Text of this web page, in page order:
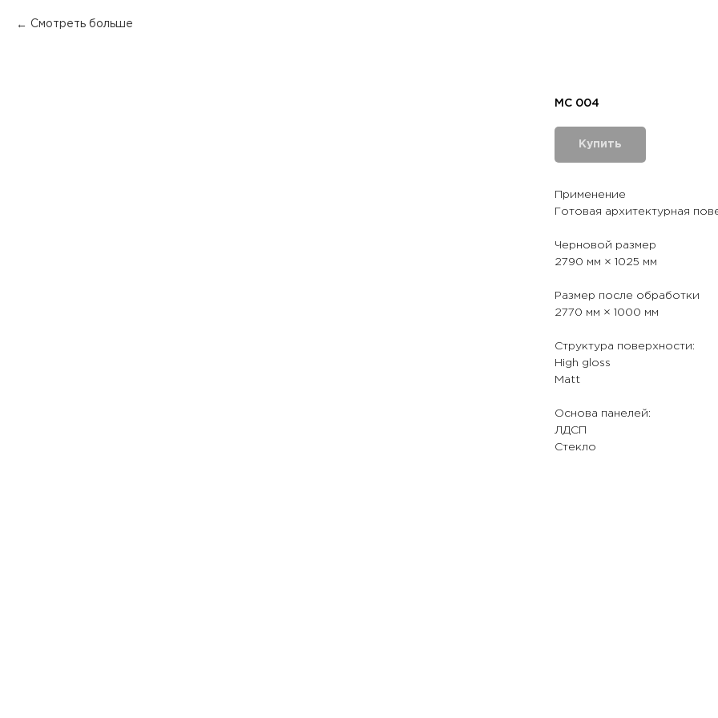
Смотреть больше
МС 004
Купить
Применение
Готовая архитектурная
Черновой размер
2790 мм × 1025 мм
Размер после обработки
2770 мм × 1000 мм
Структура поверхности:
High gloss
Matt
Основа панелей:
ЛДСП
Стекло